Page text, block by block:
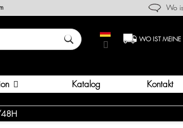
Wo
WO IST MEINE
Katalog Kontakt